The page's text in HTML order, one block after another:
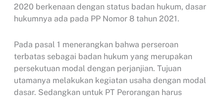
2020 berkenaan dengan status badan hukum, dasar
hukumnya ada pada PP Nomor 8 tahun 2021.
Pada pasal 1 menerangkan bahwa perseroan
terbatas sebagai badan hukum yang merupakan
persekutuan modal dengan perjanjian. Tujuan
utamanya melakukan kegiatan usaha dengan modal
dasar. Sedangkan untuk PT Perorangan harus